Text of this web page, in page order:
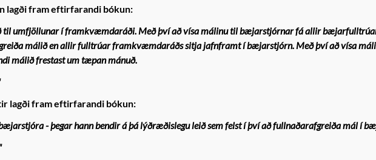
lagði fram eftirfarandi bókun:
til umfjöllunar í framkvæmdaráði. Með því að vísa málinu til bæjarstjórnar fá allir
málið en allir fulltrúar framkvæmdaráðs sitja jafnframt í bæjarstjórn. Með því að vísa
málið frestast um tæpan mánuð.
lagði fram eftirfarandi bókun:
- þegar hann bendir á þá lýðræðislegu leið sem felst í því að fullnaðarafgreiða mál í